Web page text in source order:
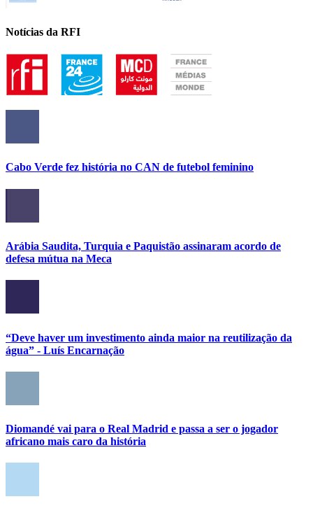
Notícias da RFI
Cabo Verde fez história no CAN de futebol feminino
Arábia Saudita, Turquia e Paquistão assinaram acordo de
defesa mútua na Meca
“Deve haver um investimento ainda maior na reutilização da
água” - Luís Encarnação
Diomandé vai para o Real Madrid e passa a ser o jogador
africano mais caro da história